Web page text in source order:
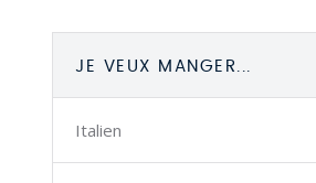
JE VEUX MANGER...
Italien